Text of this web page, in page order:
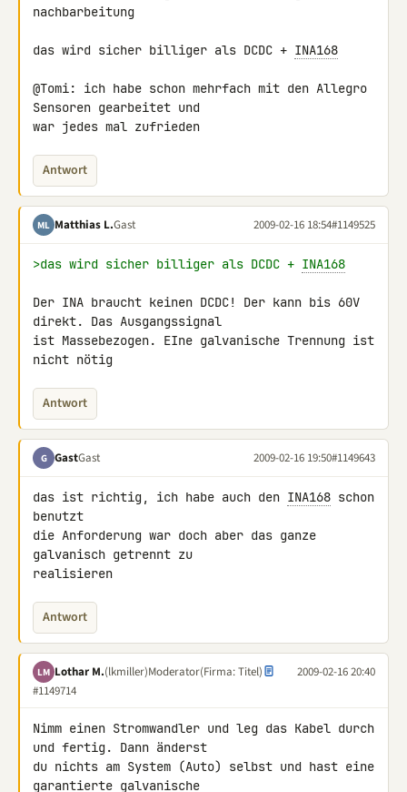
nachbarbeitung
das wird sicher billiger als DCDC + INA168
@Tomi: ich habe schon mehrfach mit den Allegro
Sensoren gearbeitet und
war jedes mal zufrieden
Antwort
ML Matthias L.Gast 2009-02-16 18:54#1149525
>das wird sicher billiger als DCDC + INA168
Der INA braucht keinen DCDC! Der kann bis 60V
direkt. Das Ausgangssignal
ist Massebezogen. EIne galvanische Trennung ist
nicht nötig
Antwort
G GastGast 2009-02-16 19:50#1149643
das ist richtig, ich habe auch den INA168 schon
benutzt
die Anforderung war doch aber das ganze
galvanisch getrennt zu
realisieren
Antwort
LM Lothar M.(lkmiller)Moderator(Firma: Titel)
2009-02-16 20:40
#1149714
Nimm einen Stromwandler und leg das Kabel durch
und fertig. Dann änderst
du nichts am System (Auto) selbst und hast eine
garantierte galvanische